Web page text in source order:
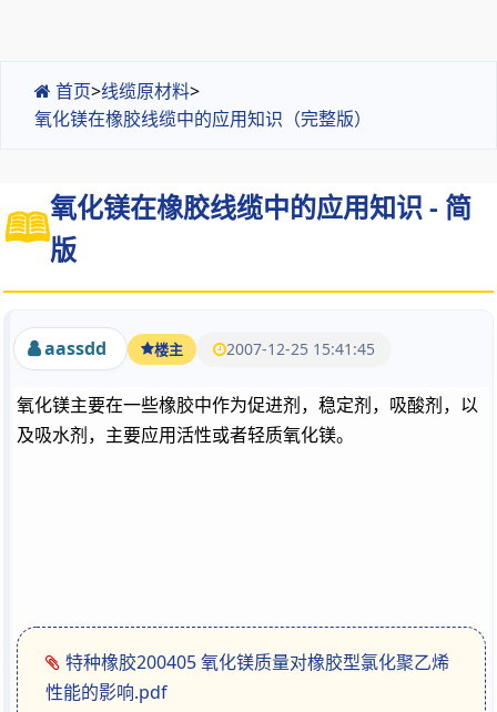
首页>线缆原材料>
氧化镁在橡胶线缆中的应用知识（完整版）
氧化镁在橡胶线缆中的应用知识 - 简
版
aassdd 楼主 2007-12-25 15:41:45
氧化镁主要在一些橡胶中作为促进剂，稳定剂，吸酸剂，以
及吸水剂，主要应用活性或者轻质氧化镁。
特种橡胶200405 氧化镁质量对橡胶型氯化聚乙烯
性能的影响.pdf